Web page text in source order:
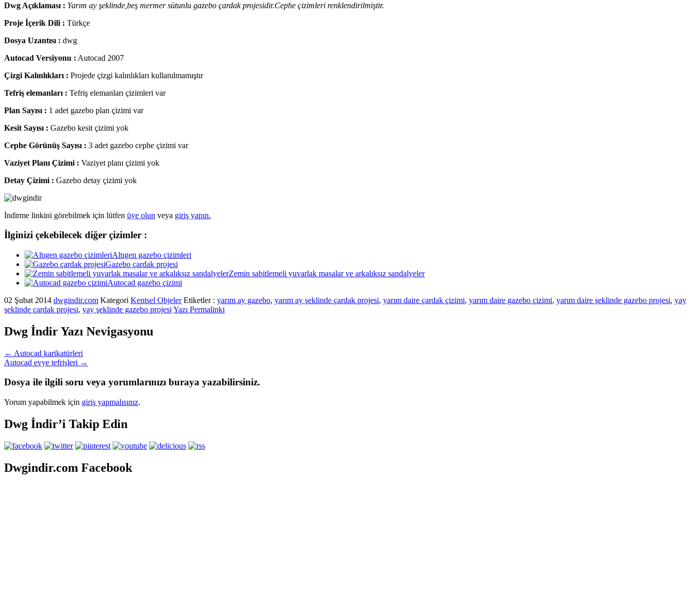
Dwg Açıklaması : Yarım ay şeklinde,beş mermer sütunlu gazebo çardak projesidir.Cephe çizimleri renklendirilmiştir.
Proje İçerik Dili : Türkçe
Dosya Uzantısı : dwg
Autocad Versiyonu : Autocad 2007
Çizgi Kalınlıkları : Projede çizgi kalınlıkları kullanılmamıştır
Tefriş elemanları : Tefriş elemanları çizimleri var
Plan Sayısı : 1 adet gazebo plan çizimi var
Kesit Sayısı : Gazebo kesit çizimi yok
Cephe Görünüş Sayısı : 3 adet gazebo cephe çizimi var
Vaziyet Planı Çizimi : Vaziyet planı çizimi yok
Detay Çizimi : Gazebo detay çizimi yok
İndirme linkini görebilmek için lütfen üye olun veya giriş yapın.
İlginizi çekebilecek diğer çizimler :
Altıgen gazebo çizimleri
Gazebo çardak projesi
Zemin sabitlemeli yuvarlak masalar ve arkalıksız sandalyeler
Autocad gazebo çizimi
02 Şubat 2014 dwgindir.com Kategori Kentsel Objeler Etiketler : yarım ay gazebo, yarım ay şeklinde çardak projesi, yarım daire çardak çizimi, yarım daire gazebo çizimi, yarım daire şeklinde gazebo projesi, yay
şeklinde çardak projesi, yay şeklinde gazebo projesi Yazı Permalinki
Dwg İndir Yazı Nevigasyonu
← Autocad karikatürleri
Autocad evye tefrişleri →
Dosya ile ilgili soru veya yorumlarınızı buraya yazabilirsiniz.
Yorum yapabilmek için giriş yapmalısınız.
Dwg İndir’i Takip Edin
Dwgindir.com Facebook